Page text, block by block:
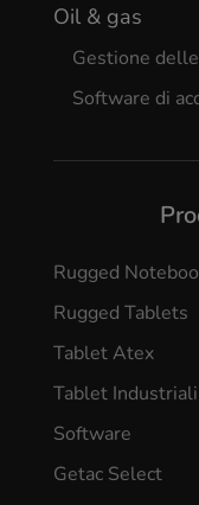
Oil & gas
Gestione
Software di
Rugged
Rugged Tablets
Tablet Atex
Tablet
Software
Getac Select